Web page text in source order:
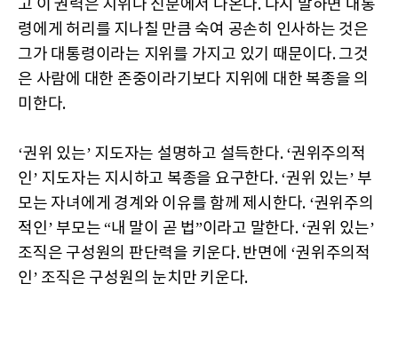
고 이 권력은 지위나 신분에서 나온다. 다시 말하면 대통
령에게 허리를 지나칠 만큼 숙여 공손히 인사하는 것은
그가 대통령이라는 지위를 가지고 있기 때문이다. 그것
은 사람에 대한 존중이라기보다 지위에 대한 복종을 의
미한다.
‘권위 있는’ 지도자는 설명하고 설득한다. ‘권위주의적
인’ 지도자는 지시하고 복종을 요구한다. ‘권위 있는’ 부
모는 자녀에게 경계와 이유를 함께 제시한다. ‘권위주의
적인’ 부모는 “내 말이 곧 법”이라고 말한다. ‘권위 있는’
조직은 구성원의 판단력을 키운다. 반면에 ‘권위주의적
인’ 조직은 구성원의 눈치만 키운다.